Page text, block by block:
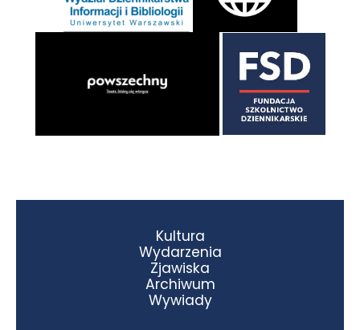
Kultura
Wydarzenia
Zjawiska
Archiwum
Wywiady